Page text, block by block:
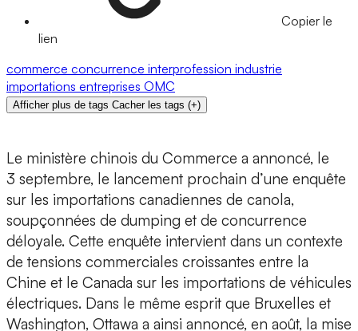
Copier le
lien
commerce concurrence interprofession industrie
importations entreprises OMC
Afficher plus de tags Cacher les tags (+)
Le ministère chinois du Commerce a annoncé, le
3 septembre, le lancement prochain d’une enquête
sur les importations canadiennes de canola,
soupçonnées de dumping et de concurrence
déloyale. Cette enquête intervient dans un contexte
de tensions commerciales croissantes entre la
Chine et le Canada sur les importations de véhicules
électriques. Dans le même esprit que Bruxelles et
Washington, Ottawa a ainsi annoncé, en août, la mise